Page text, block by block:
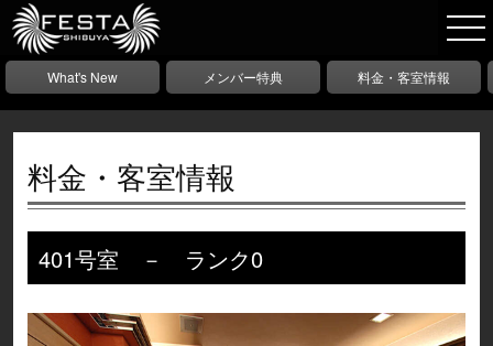
What's New メンバー特典 料金・客室情報
料金・客室情報
401号室 － ランク0